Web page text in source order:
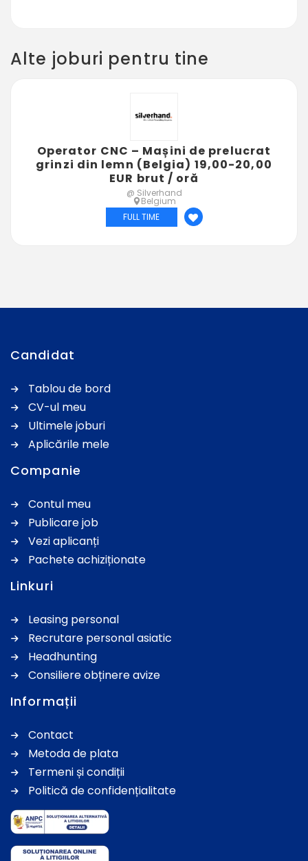
Alte joburi pentru tine
Operator CNC – Mașini de prelucrat
grinzi din lemn (Belgia) 19,00-20,00
EUR brut / oră
@ Silverhand
Belgium
FULL TIME
Candidat
Tablou de bord
CV-ul meu
Ultimele joburi
Aplicările mele
Companie
Contul meu
Publicare job
Vezi aplicanți
Pachete achiziționate
Linkuri
Leasing personal
Recrutare personal asiatic
Headhunting
Consiliere obținere avize
Informații
Contact
Metoda de plata
Termeni și condiții
Politică de confidențialitate